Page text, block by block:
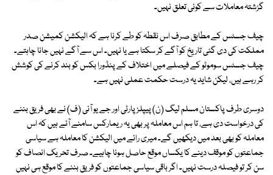
گزشتہ معاملات سے کوئی تعلق نہیں۔
چیف جسٹس کے مطابق صرف اس نقطہ کو طے کرنا ہے کہ الیکشن کمیشن صدر
مملکت کی دی گئی تاریخ کو آگے کر سکتا ہے یا نہیں۔ اس سے آگے نہیں جانا چاہتے۔
چیف جسٹس سوموٹو کے فیصلے میں اختلاف کے پنڈورا بکس کو بند کرنے کی کوشش
کر رہے ہیں، لیکن شاید یہ درست حکمت عملی نہیں ہے۔
دوسری طرف پاکستان مسلم لیگ (ن) پیپلز پارٹی اور جے یو آئی (ف) نے بھی فریق بننے
کی درخواست دی ہے، تا ہم اس معاملہ پر بھی یہ ریمارکس سامنے آئے ہیں کہ اس
معاملہ کو بھی بعد میں دیکھیں گے۔ میری رائے میں الیکشن کا معاملہ ہے سیاسی
جماعتوں کو موقف دینے کا یکساں موقع حاصل ہونا چاہیے۔ صرف تحریک انصاف کو
سن کر تو فیصلہ درست نہیں۔ اگر باقی سیاسی جماعتوں کو فریق بننے کا موقع ہی نہیں